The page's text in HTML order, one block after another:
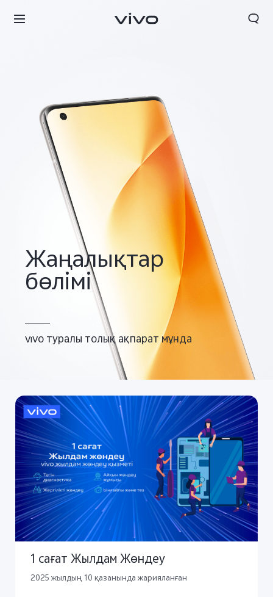
Казахстан(kk) | Елді/аймақты таңдаңыз
Жаңалықтар
бөлімі
vivo туралы толық ақпарат мұнда
1 сағат Жылдам Жөндеу
2025 жылдың 10 қазанында жарияланған